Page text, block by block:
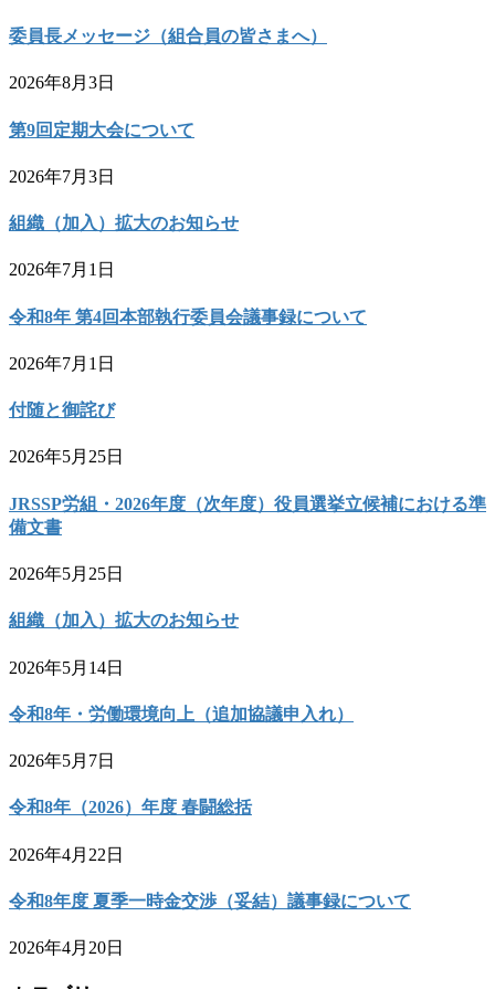
委員長メッセージ（組合員の皆さまへ）
2026年8月3日
第9回定期大会について
2026年7月3日
組織（加入）拡大のお知らせ
2026年7月1日
令和8年 第4回本部執行委員会議事録について
2026年7月1日
付随と御詫び
2026年5月25日
JRSSP労組・2026年度（次年度）役員選挙立候補における準
備文書
2026年5月25日
組織（加入）拡大のお知らせ
2026年5月14日
令和8年・労働環境向上（追加協議申入れ）
2026年5月7日
令和8年（2026）年度 春闘総括
2026年4月22日
令和8年度 夏季一時金交渉（妥結）議事録について
2026年4月20日